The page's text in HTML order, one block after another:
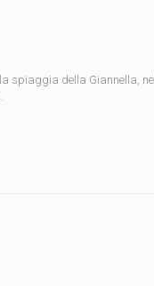
spiaggia della Giannella,